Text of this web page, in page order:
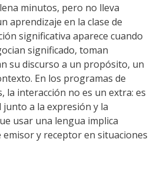
minutos, pero no lleva
aprendizaje en la clase de
significativa aparece cuando
significado, toman
su discurso a un propósito, un
En los programas de
la interacción no es un extra: es
a la expresión y la
usar una lengua implica
y receptor en situaciones